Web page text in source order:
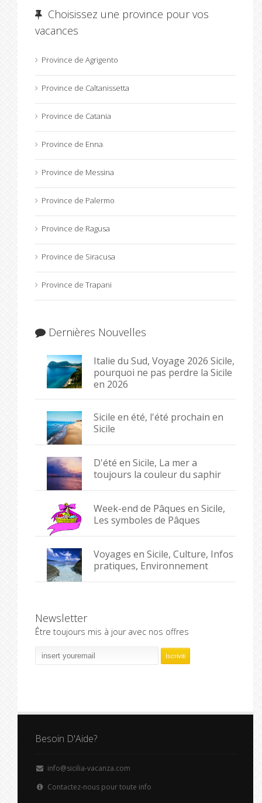
Choisissez une province pour vos
vacances
Province de Agrigento
Province de Caltanissetta
Province de Catania
Province de Enna
Province de Messina
Province de Palermo
Province de Ragusa
Province de Siracusa
Province de Trapani
Dernières Nouvelles
Italie du Sud, Voyage 2026 Sicile,
pourquoi ne pas perdre la Sicile
en 2026
Sicile en été, l'été prochain en
Sicile
D'été en Sicile, La mer a
toujours la couleur du saphir
Week-end de Pâques en Sicile,
Les symboles de Pâques
Voyages en Sicile, Culture, Infos
pratiques, Environnement
Newsletter
Être toujours mis à jour avec nos offres
Besoin D'Aide?
info@sicilia-vacanza.com
Contactez-nous pour toute info